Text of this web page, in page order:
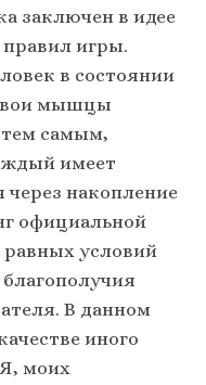
заключен в идее
игры.
в состоянии
свои мышцы
самым,
имеет
через накопление
официальной
равных условий
В данном
иного
Я, моих